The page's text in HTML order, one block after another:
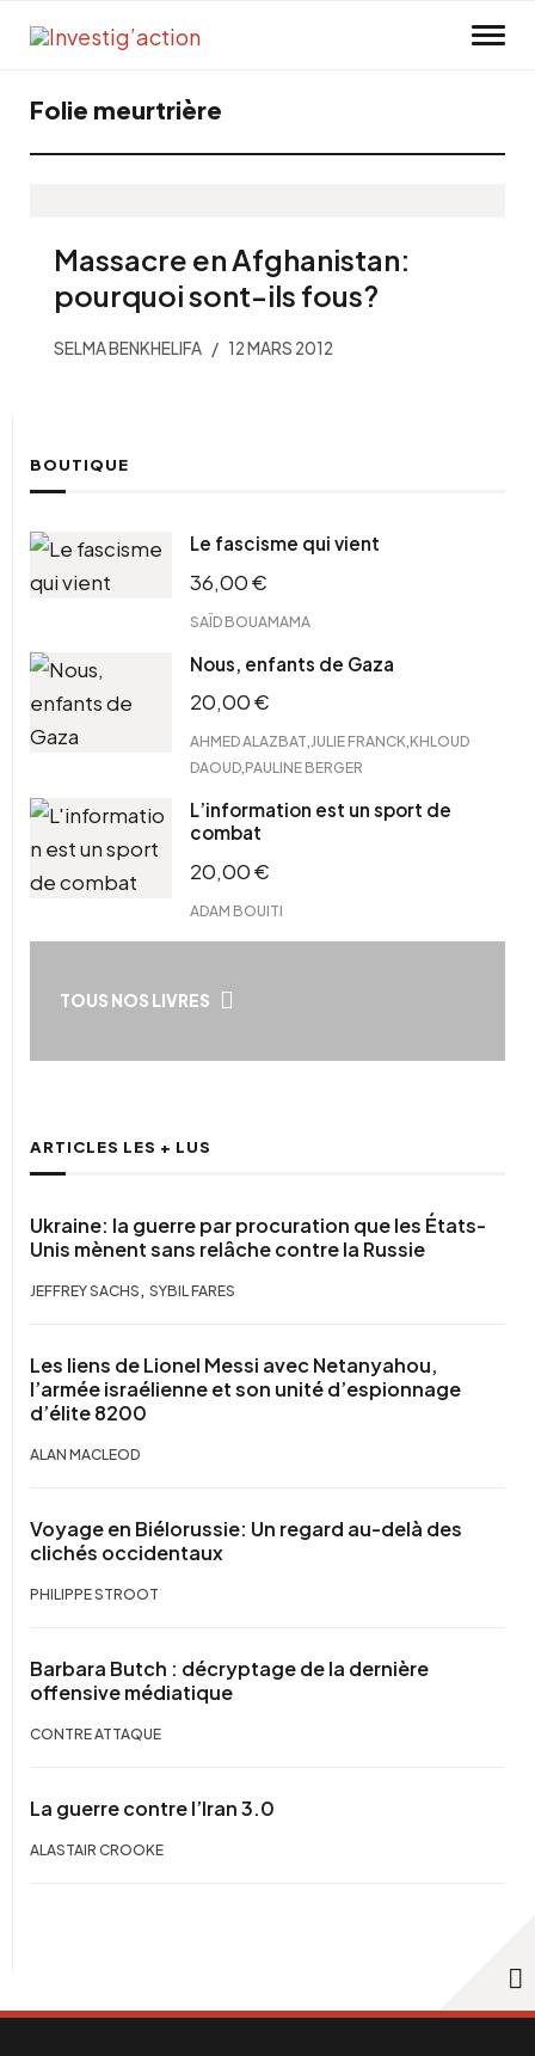
Folie meurtrière
Massacre en Afghanistan:
pourquoi sont-ils fous?
SELMA BENKHELIFA 12 MARS 2012
BOUTIQUE
Le fascisme qui vient
36,00€
SAÏD BOUAMAMA
Nous, enfants de Gaza
20,00€
AHMED ALAZBAT JULIE FRANCK KHLOUD
DAOUD PAULINE BERGER
L’information est un sport de
combat
20,00€
ADAM BOUITI
TOUS NOS LIVRES
ARTICLES LES + LUS
Ukraine: la guerre par procuration que les États-
Unis mènent sans relâche contre la Russie
JEFFREY SACHS , SYBIL FARES
Les liens de Lionel Messi avec Netanyahou,
l’armée israélienne et son unité d’espionnage
d’élite 8200
ALAN MACLEOD
Voyage en Biélorussie: Un regard au-delà des
clichés occidentaux
PHILIPPE STROOT
Barbara Butch : décryptage de la dernière
offensive médiatique
CONTRE ATTAQUE
La guerre contre l’Iran 3.0
ALASTAIR CROOKE